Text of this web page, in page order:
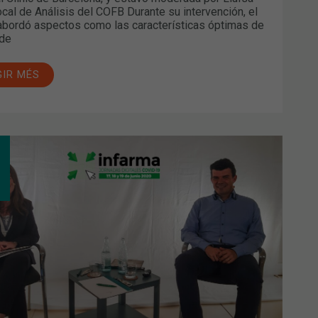
de Análisis del COFB Durante su intervención, el
aspectos como las características óptimas de
MÉS